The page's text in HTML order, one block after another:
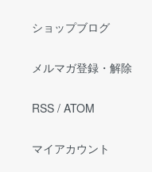
ショップブログ
メルマガ登録・解除
RSS / ATOM
マイアカウント